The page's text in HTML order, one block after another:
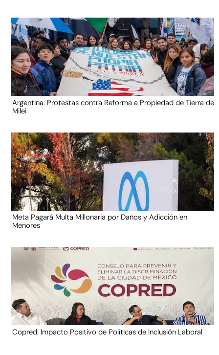
Argentina: Protestas contra Reforma a Propiedad de Tierra de
Milei
Meta Pagará Multa Millonaria por Daños y Adicción en
Menores
Copred: Impacto Positivo de Políticas de Inclusión Laboral